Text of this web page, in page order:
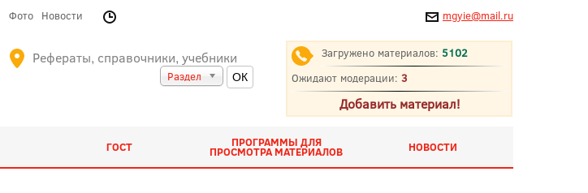
Фото Новости mgyie@mail.ru
Рефераты, справочники, учебники
Раздел
Загружено материалов: 5102
Ожидают модерации: 3
Добавить материал!
ГОСТ ПРОГРАММЫ ДЛЯ
ПРОСМОТРА МАТЕРИАЛОВ НОВОСТИ